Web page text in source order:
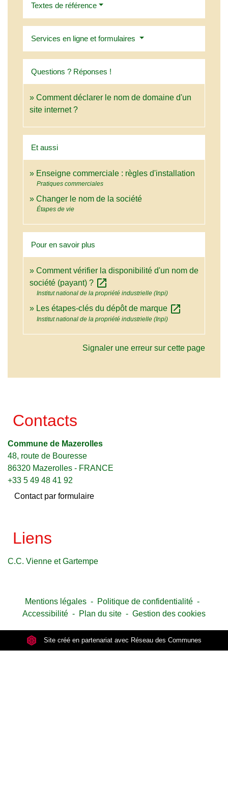
Textes de référence
Services en ligne et formulaires
Questions ? Réponses !
Comment déclarer le nom de domaine d'un
site internet ?
Et aussi
Enseigne commerciale : règles d'installation
Pratiques commerciales
Changer le nom de la société
Étapes de vie
Pour en savoir plus
Comment vérifier la disponibilité d'un nom de
société (payant) ? open_in_new
Institut national de la propriété industrielle (Inpi)
Les étapes-clés du dépôt de marque open_in_new
Institut national de la propriété industrielle (Inpi)
Signaler une erreur sur cette page
Contacts
Commune de Mazerolles
48, route de Bouresse
86320 Mazerolles - FRANCE
+33 5 49 48 41 92
Contact par formulaire
Liens
C.C. Vienne et Gartempe
Mentions légales - Politique de confidentialité -
Accessibilité - Plan du site - Gestion des cookies
Site créé en partenariat avec Réseau des Communes